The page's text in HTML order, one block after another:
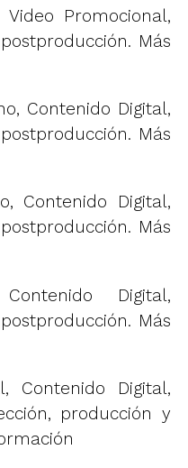
Video Promocional,
Más
Contenido Digital,
Más
Contenido Digital,
Más
Digital,
Más
Contenido Digital,
producción y